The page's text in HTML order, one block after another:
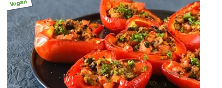
Vegan